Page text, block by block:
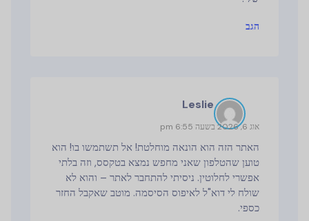
הגב
Leslie
אוג 6, 2026 בשעה 6:55 pm
האתר הזה הוא הונאה מוחלטת! אל תשתמשו בו! הוא
טוען שהטלפון שאני מחפש נמצא בטקסס, וזה בלתי
אפשרי לחלוטין. ניסיתי להתחבר לאתר – והוא לא
שולח לי דוא"ל לאיפוס הסיסמה. מוטב שאקבל החזר
כספי.